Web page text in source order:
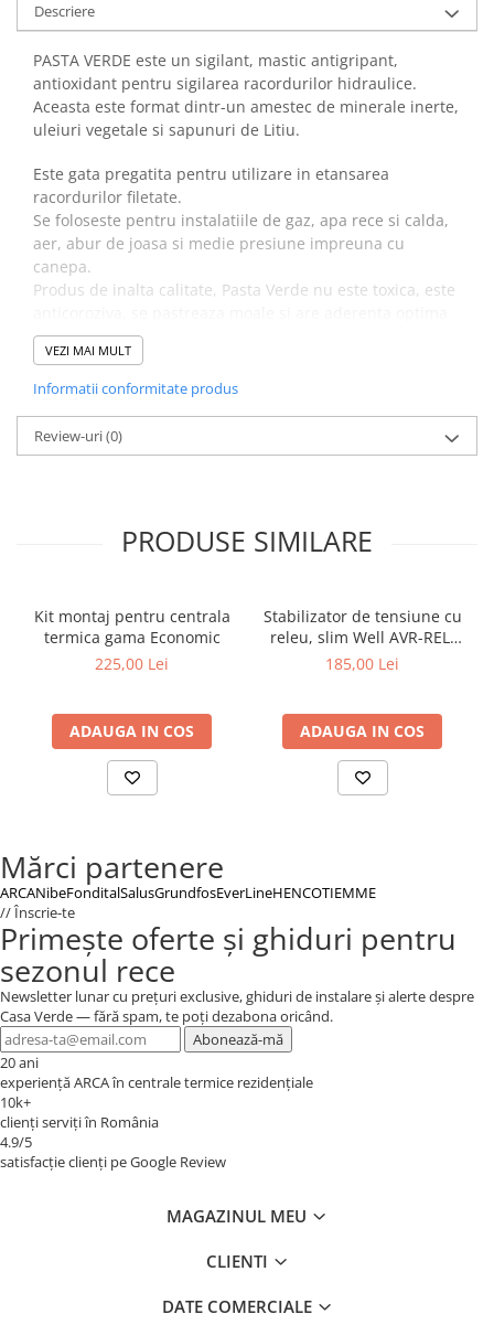
Descriere
PASTA VERDE este un sigilant, mastic antigripant,
antioxidant pentru sigilarea racordurilor hidraulice.
Aceasta este format dintr-un amestec de minerale inerte,
uleiuri vegetale si sapunuri de Litiu.
Este gata pregatita pentru utilizare in etansarea
racordurilor filetate.
Se foloseste pentru instalatiile de gaz, apa rece si calda,
aer, abur de joasa si medie presiune impreuna cu
canepa.
Produs de inalta calitate, Pasta Verde nu este toxica, este
pe filete umede sau unsuroase.
Permite desfacerea facila a cuplajelor filetate, inclusiv
dupa perioade lungi de timp.
NU se dilueaza cu substante inflamabile sau alimentare.
NU se sterge cu materiale textile murdare sau
NU se recomanda pentru etansarea filetelor din plastic -
Temperatura maxima de lucru: 115°C
Presiune maxima: 6 bar
VEZI MAI MULT
Informatii conformitate produs
Review-uri(0)
PRODUSE SIMILARE
Kit montaj pentru centrala
termica gama Economic
225,00 Lei
ADAUGA IN COS
Stabilizator de tensiune cu
releu, slim Well AVR-REL-
SLIMPOWER500-WL, 500VA /
185,00 Lei
ADAUGA IN COS
Mărci partenere
ARCANibeFonditalSalusGrundfosEverLineHENCOTIEMME
// Înscrie-te
Primește oferte și ghiduri pentru
sezonul rece
Newsletter lunar cu prețuri exclusive, ghiduri de instalare și alerte despre
Casa Verde — fără spam, te poți dezabona oricând.
Abonează-mă
20 ani
experiență ARCA în centrale termice rezidențiale
10k+
clienți serviți în România
4.9/5
satisfacție clienți pe Google Review
MAGAZINUL MEU
CLIENTI
DATE COMERCIALE